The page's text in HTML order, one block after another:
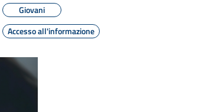
Giovani
Accesso all'informazione